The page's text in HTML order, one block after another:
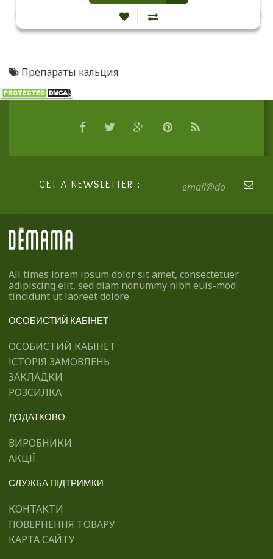
Препараты кальция
GET A NEWSLETTER :
All times lorem ipsum dolor sit amet, consectetuer
adipiscing elit, sed diam nonummy nibh euis-mod
tincidunt ut laoreet dolore
ОСОБИСТИЙ КАБІНЕТ
ОСОБИСТИЙ КАБІНЕТ
ІСТОРІЯ ЗАМОВЛЕНЬ
ЗАКЛАДКИ
РОЗСИЛКА
ДОДАТКОВО
ВИРОБНИКИ
АКЦІЇ
СЛУЖБА ПІДТРИМКИ
КОНТАКТИ
ПОВЕРНЕННЯ ТОВАРУ
КАРТА САЙТУ